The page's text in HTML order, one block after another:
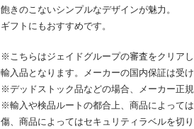
飽きのこないシンプルなデザインが魅力。
ギフトにもおすすめです。
※こちらはジェイドグループの審査をクリア
輸入品となります。メーカーの国内保証は受
※デッドストック品などの場合、メーカー正
※輸入や検品ルートの都合上、商品によって
傷、商品によってはセキュリティラベルを切